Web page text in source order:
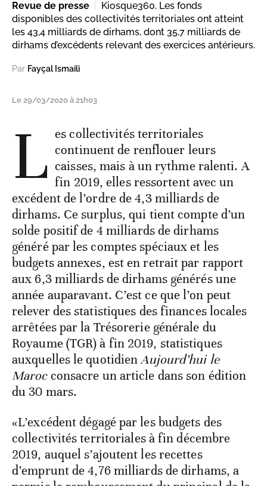
Revue de presse
Kiosque360. Les fonds
disponibles des collectivités territoriales ont atteint
les 43,4 milliards de dirhams, dont 35,7 milliards de
dirhams d’excédents relevant des exercices antérieurs.
Par Fayçal Ismaili
Le 29/03/2020 à 21h03
L es collectivités territoriales
continuent de renflouer leurs
caisses, mais à un rythme ralenti. A
fin 2019, elles ressortent avec un
excédent de l’ordre de 4,3 milliards de
dirhams. Ce surplus, qui tient compte d’un
solde positif de 4 milliards de dirhams
généré par les comptes spéciaux et les
budgets annexes, est en retrait par rapport
aux 6,3 milliards de dirhams générés une
année auparavant. C’est ce que l’on peut
relever des statistiques des finances locales
arrêtées par la Trésorerie générale du
Royaume (TGR) à fin 2019, statistiques
auxquelles le quotidienAujourd’hui le
Marocconsacre un article dans son édition
du 30 mars.
«L’excédent dégagé par les budgets des
collectivités territoriales à fin décembre
2019, auquel s’ajoutent les recettes
d’emprunt de 4,76 milliards de dirhams, a